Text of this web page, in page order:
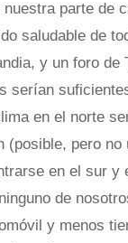
parte de
saludable de
y un foro de
serían
en el norte
(posible, pero no
en el sur y
de
y menos